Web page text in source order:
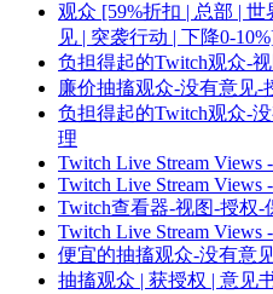
观众 [59%折扣 | 总部 |
见 | 突袭行动 | 下降0-
负担得起的Twitch观众-
廉价抽搐观众-没有意见-
负担得起的Twitch观众-
理
Twitch Live Stream Views
Twitch Live Stream Views
Twitch查看器-视图-授权-
Twitch Live Stream Views
便宜的抽搐观众-没有意
抽搐观众 | 获授权 | 意见